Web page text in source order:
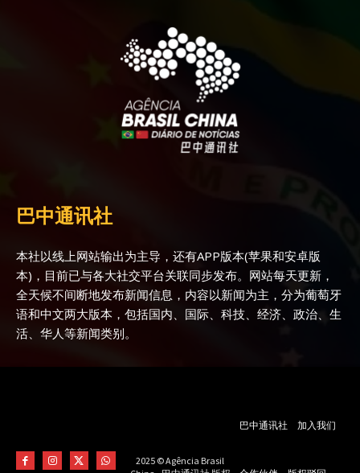
巴中通讯社
本社以线上网站输出为主导，还有APP版本(苹果和安卓版
本)，目前已与各大社交平台关联同步发布。网站每天更新，
全天候不间断地发布新闻信息，内容以新闻为主，分为葡萄牙
语和中文两大版本，包括国内、国际、科技、经济、政治、生
活、华人等新闻类别。
2025 © Agência Brasil
巴中通讯社 加入我们